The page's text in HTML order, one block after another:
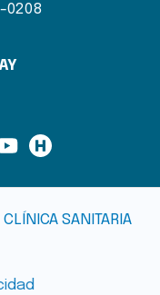
0208
SANITARIA